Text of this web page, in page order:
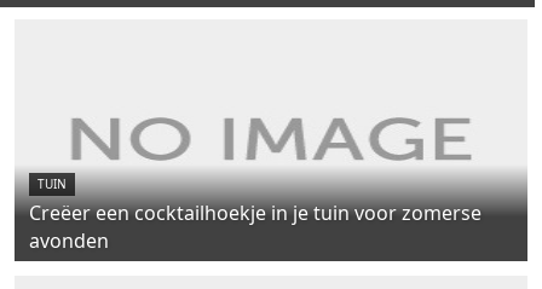
TUIN
Creëer een cocktailhoekje in je tuin voor zomerse
avonden